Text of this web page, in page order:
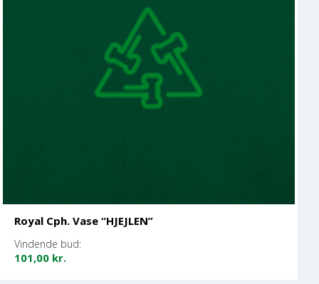
Royal Cph. Vase “HJEJLEN”
Vindende bud:
101,00 kr.